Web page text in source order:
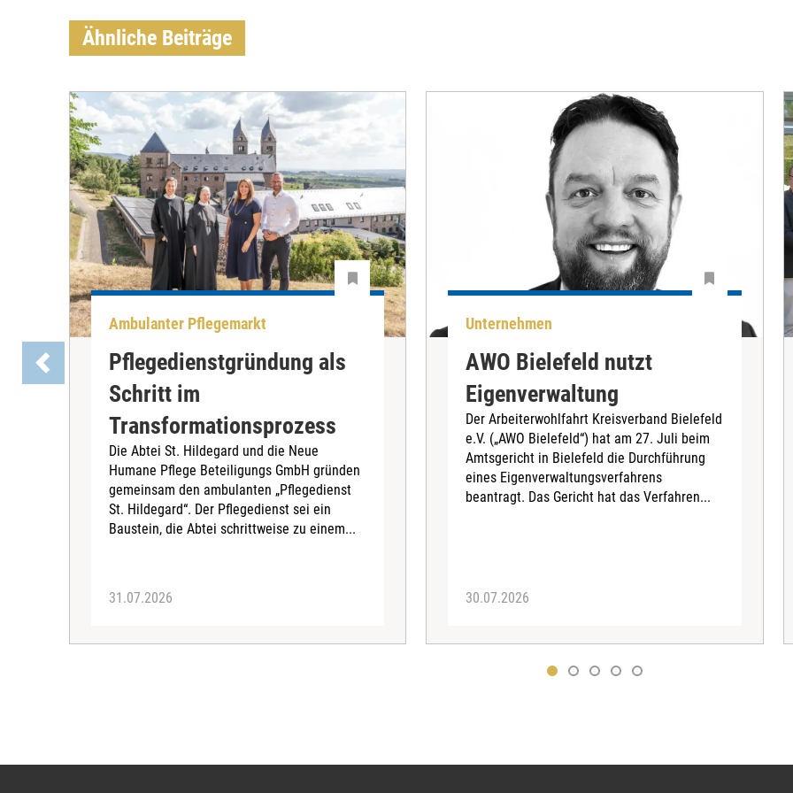
Ähnliche Beiträge
Ambulanter Pflegemarkt
Pflegedienstgründung als
Schritt im
Transformationsprozess
Die Abtei St. Hildegard und die Neue
Humane Pflege Beteiligungs GmbH gründen
gemeinsam den ambulanten „Pflegedienst
St. Hildegard“. Der Pflegedienst sei ein
Baustein, die Abtei schrittweise zu einem...
31.07.2026
Unternehmen
AWO Bielefeld nutzt
Eigenverwaltung
Der Arbeiterwohlfahrt Kreisverband Bielefeld
e.V. („AWO Bielefeld“) hat am 27. Juli beim
Amtsgericht in Bielefeld die Durchführung
eines Eigenverwaltungsverfahrens
beantragt. Das Gericht hat das Verfahren...
30.07.2026